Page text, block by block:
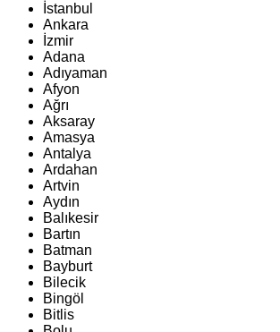
İstanbul
Ankara
İzmir
Adana
Adıyaman
Afyon
Ağrı
Aksaray
Amasya
Antalya
Ardahan
Artvin
Aydın
Balıkesir
Bartın
Batman
Bayburt
Bilecik
Bingöl
Bitlis